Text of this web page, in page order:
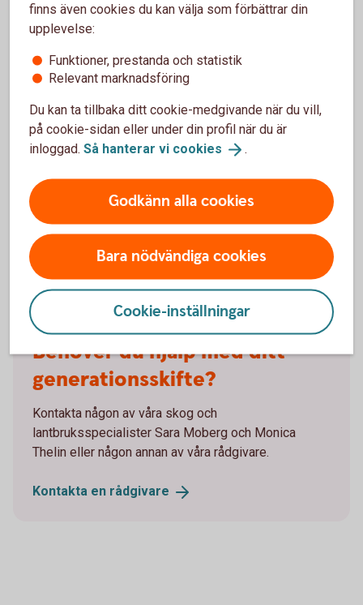
Jennie Bråthén, fastighetsmäklare på Ludvig&Co
Sara och Monica
Behöver du hjälp med ditt
generationsskifte?
Kontakta någon av våra skog och
lantbruksspecialister Sara Moberg och Monica
Thelin eller någon annan av våra rådgivare.
Kontakta en rådgivare
finns även cookies du kan välja som förbättrar din
upplevelse:
Funktioner, prestanda och statistik
Relevant marknadsföring
Du kan ta tillbaka ditt cookie-medgivande när du vill,
på cookie-sidan eller under din profil när du är
inloggad. Så hanterar vi cookies .
Godkänn alla cookies
Bara nödvändiga cookies
Cookie-inställningar